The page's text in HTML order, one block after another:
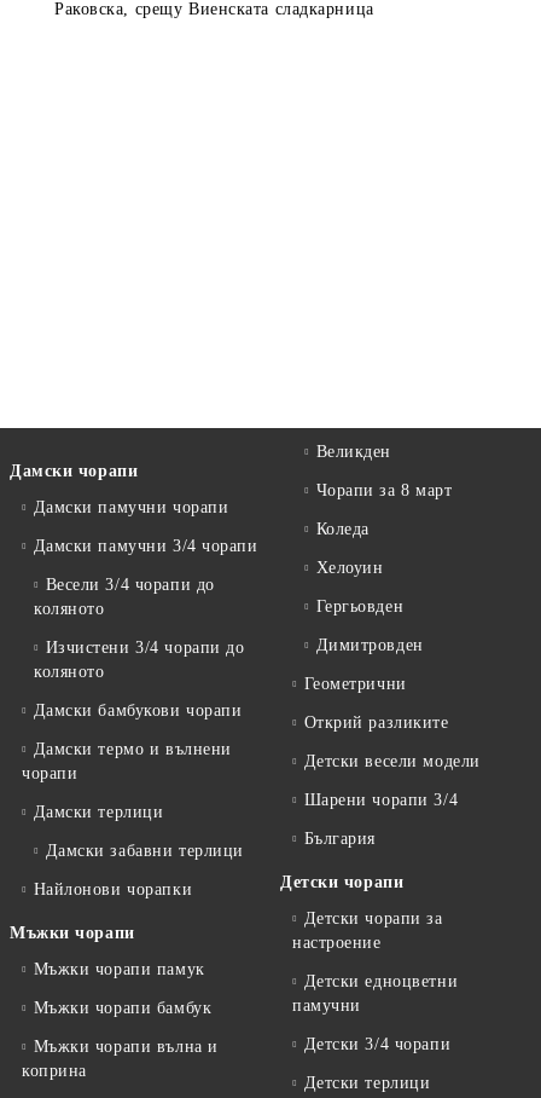
Раковска, срещу Виенската сладкарница
Дамски чорапи
Дамски памучни чорапи
Дамски памучни 3/4 чорапи
Весели 3/4 чорапи до
коляното
Изчистени 3/4 чорапи до
коляното
Дамски бамбукови чорапи
Дамски термо и вълнени
чорапи
Дамски терлици
Дамски забавни терлици
Найлонови чорапки
Мъжки чорапи
Мъжки чорапи памук
Мъжки чорапи бамбук
Мъжки чорапи вълна и
коприна
Великден
Чорапи за 8 март
Коледа
Хелоуин
Гергьовден
Димитровден
Геометрични
Открий разликите
Детски весели модели
Шарени чорапи 3/4
България
Детски чорапи
Детски чорапи за
настроение
Детски едноцветни
памучни
Детски 3/4 чорапи
Детски терлици